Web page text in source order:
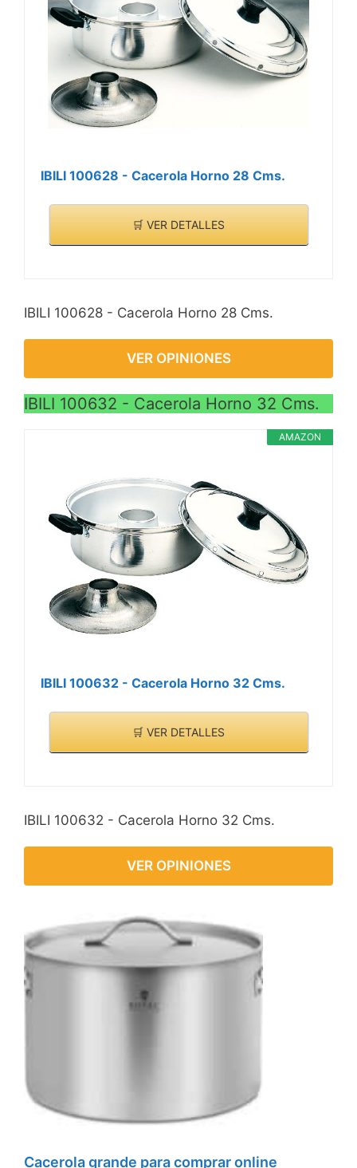
IBILI 100628 - Cacerola Horno 28 Cms.
🛒 VER DETALLES
IBILI 100628 - Cacerola Horno 28 Cms.
VER OPINIONES
IBILI 100632 - Cacerola Horno 32 Cms.
AMAZON
IBILI 100632 - Cacerola Horno 32 Cms.
🛒 VER DETALLES
IBILI 100632 - Cacerola Horno 32 Cms.
VER OPINIONES
Cacerola grande para comprar online